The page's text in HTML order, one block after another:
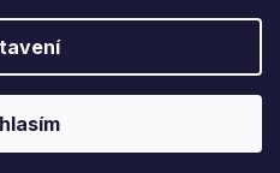
Shoptet
práva vyhrazena.